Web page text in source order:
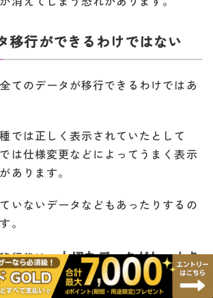
移行ができるわけではない
てのデータが移行できるわけではあ
では正しく表示されていたとして
は仕様変更などによってうまく表示
あります。
いないデータなどもあったりするの
。
行後は、大切なデータがしっかり
確認しましょう。